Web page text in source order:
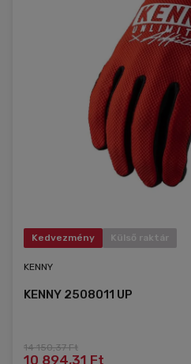
Kedvezmény Külső raktár
KENNY
KENNY 2508011 UP
14 150,37 Ft
10 894,31 Ft